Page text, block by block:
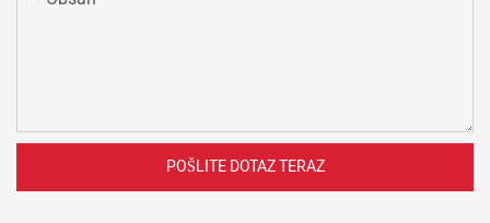
POŠLITE DOTAZ TERAZ